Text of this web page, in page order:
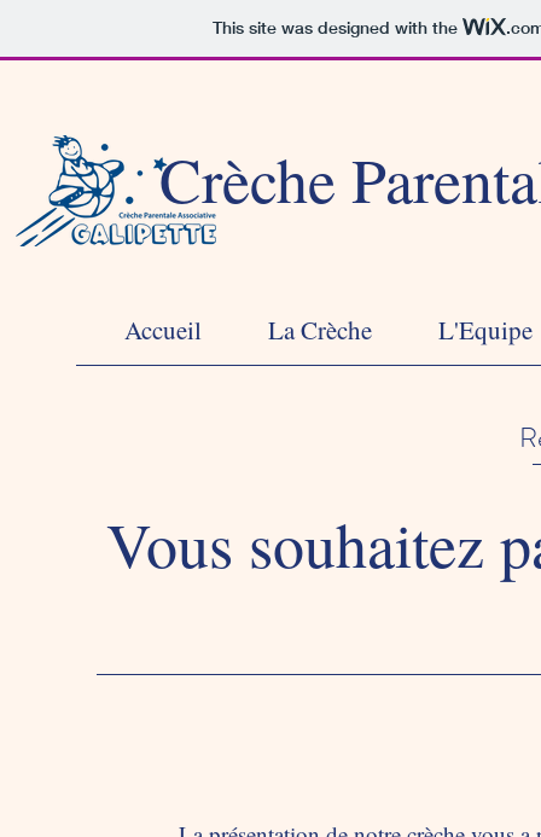
This site was designed with the
Crèche
Vous souhaitez
Accueil La Crèche L'Equipe